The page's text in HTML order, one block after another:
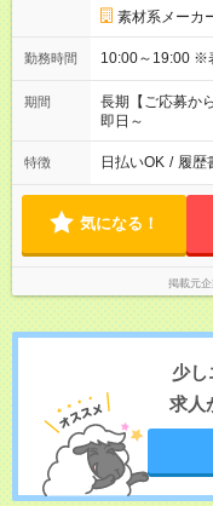
素材系メーカ
勤務時間
期間
長期【ご応募か
即日～
特徴 日払いOK / 履歴
気になる！
掲載元企
少し
求人